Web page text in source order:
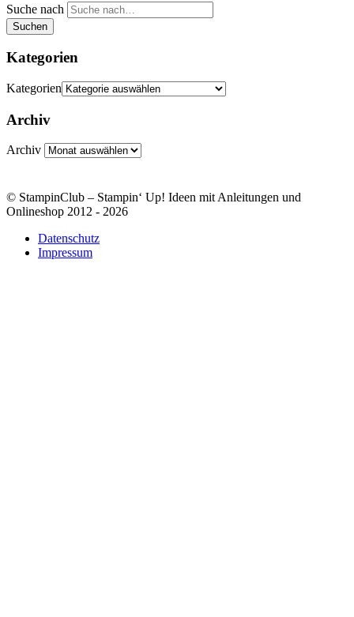
Suche nach
Suchen
Kategorien
Kategorien
Archiv
Archiv
© StampinClub – Stampin‘ Up! Ideen mit Anleitungen und
Onlineshop 2012 - 2026
Datenschutz
Impressum